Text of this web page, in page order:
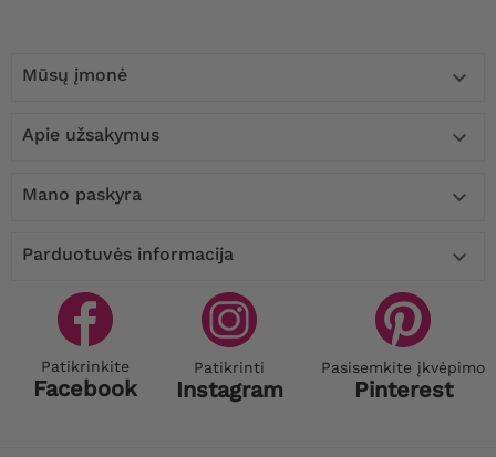
Mūsų įmonė 
Apie užsakymus 
Mano paskyra 
Parduotuvės informacija 
Patikrinkite
Facebook
Patikrinti
Instagram
Pasisemkite įkvėpimo
Pinterest